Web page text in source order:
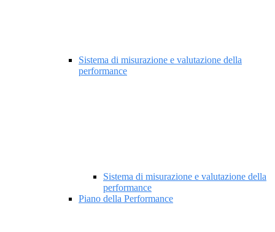
Sistema di misurazione e valutazione della
performance
Sistema di misurazione e valutazione della
performance
Piano della Performance